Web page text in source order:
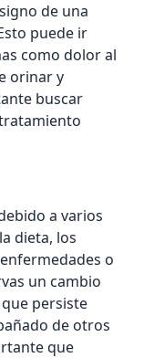
de una
puede ir
como dolor al
orinar y
buscar
a varios
dieta, los
o
un cambio
persiste
de otros
que